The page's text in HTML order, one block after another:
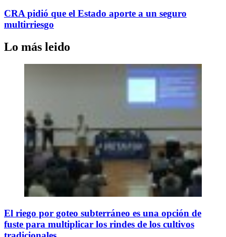
CRA pidió que el Estado aporte a un seguro
multirriesgo
Lo más leido
El riego por goteo subterráneo es una opción de
fuste para multiplicar los rindes de los cultivos